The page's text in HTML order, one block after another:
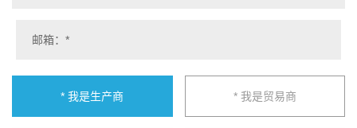
* 我是生产商 * 我是贸易商